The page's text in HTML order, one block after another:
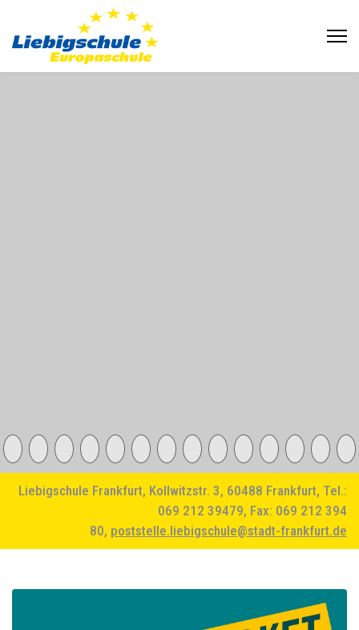
Liebigschule Frankfurt, Kollwitzstr. 3, 60488 Frankfurt, Tel.:
069 212 39479, Fax: 069 212 394
80, poststelle.liebigschule@stadt-frankfurt.de